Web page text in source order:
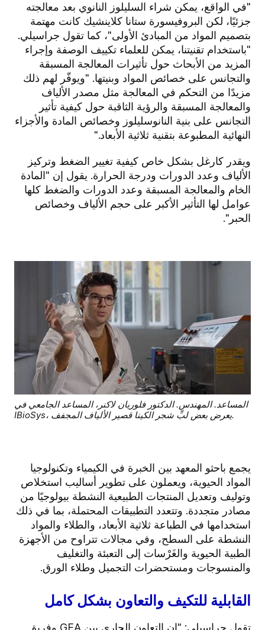
"في الواقع، يمكن شراء السليلوز النانوي بعد معالجته
جزئيًا، لكن البروفيسورة ستانا كلاينشيك كانت مهتمة
بتصميم المواد من المبادئ الأولى"، كما تقول جراسيلي.
"باستخدام تقنيتنا، يمكن للعلماء تكييف الوصفة وإجراء
المزيد من الأبحاث حول تأثيرات المعالجة المسبقة
والتجانس على خصائص المواد وبنيتها. "ويوفّر لهم ذلك
مزيدًا من التحكم في المعالجة مثل مصدر الألياف
والمعالجة المسبقة والرؤية الثاقبة حول كيفية تأثير
التجانس على بنية النانوسليلوز وخصائص المادة والأجزاء
النهائية المطبوعة بتقنية ثلاثية الأبعاد."
ويقدر كارغل بشكل خاص كيفية تغيير الضغط وتركيز
الألياف وعدد الدورات ودرجة الحرارة. يقول إن "المادة
الخام والمعالجة المسبقة وعدد الدورات والضغط كلها
عوامل لها التأثير الأكبر على حجم الألياف وخصائص
الحبر".
المساعد. المهندس. الدكتور فلوريان لاكنر، المساعد الجامعي في
IBioSys، يعرض بعض لبِّ شجر الكينا قصير الألياف المجفف.
يجمع باحثو المعهد بين الخبرة في الكيمياء وتكنولوجيا
المواد الحيوية، ويعملون على تطوير أساليب استخلاص
وتوليف وتعديل المنتجات الطبيعية النشطة بيولوجيًا من
مصادر متجددة. وتتعدد التطبيقات المحتملة، بما في ذلك
استخدامها في الطباعة ثلاثية الأبعاد، والطلاء والمواد
النشطة على السطح، وفي مجالات تتراوح من الأجهزة
الطبية الحيوية والغَرْسات إلى التعبئة والتغليف
والمنسوجات ومستحضرات التجميل وطلاء الورق.
القابلية للتكيف والتعاون بشكل كامل
تقول جراسيلي: "إن التعاون الجاري بين GEA وفريق